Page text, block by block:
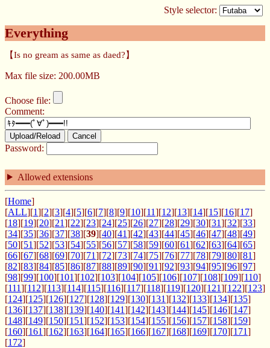
Style selector:
Everything
【Is no gream as same as daed?】
Max file size: 200.00MB
Choose file:
Comment:
Upload/Reload Cancel
Password:
Allowed extensions
[Home]
[ALL][1][2][3][4][5][6][7][8][9][10][11][12][13][14][15][16][17]
[18][19][20][21][22][23][24][25][26][27][28][29][30][31][32][33]
[34][35][36][37][38][39][40][41][42][43][44][45][46][47][48][49]
[50][51][52][53][54][55][56][57][58][59][60][61][62][63][64][65]
[66][67][68][69][70][71][72][73][74][75][76][77][78][79][80][81]
[82][83][84][85][86][87][88][89][90][91][92][93][94][95][96][97]
[98][99][100][101][102][103][104][105][106][107][108][109][110]
[111][112][113][114][115][116][117][118][119][120][121][122][123]
[124][125][126][127][128][129][130][131][132][133][134][135]
[136][137][138][139][140][141][142][143][144][145][146][147]
[148][149][150][151][152][153][154][155][156][157][158][159]
[160][161][162][163][164][165][166][167][168][169][170][171]
[172]